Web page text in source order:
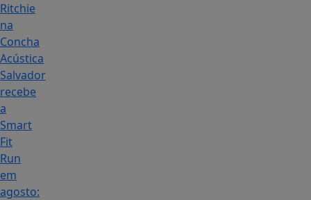
Ritchie
na
Concha
Acústica
Salvador
recebe
a
Smart
Fit
Run
em
agosto: